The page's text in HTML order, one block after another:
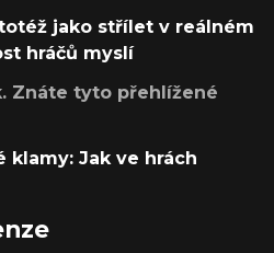
jako střílet v reálném
hráčů myslí
Znáte tyto přehlížené
klamy: Jak ve hrách